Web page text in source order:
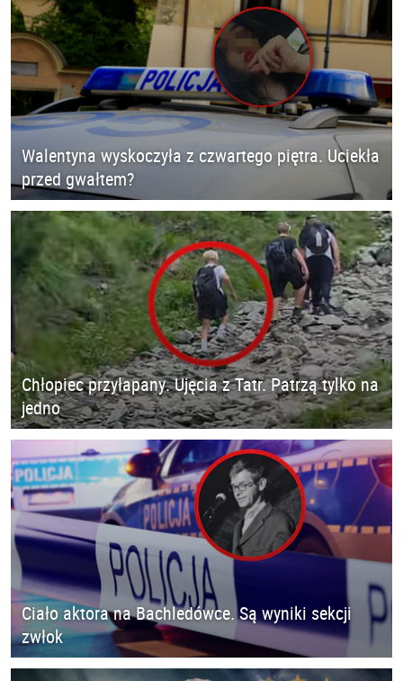
Walentyna wyskoczyła z czwartego piętra. Uciekła
przed gwałtem?
Chłopiec przyłapany. Ujęcia z Tatr. Patrzą tylko na
jedno
Ciało aktora na Bachledówce. Są wyniki sekcji
zwłok